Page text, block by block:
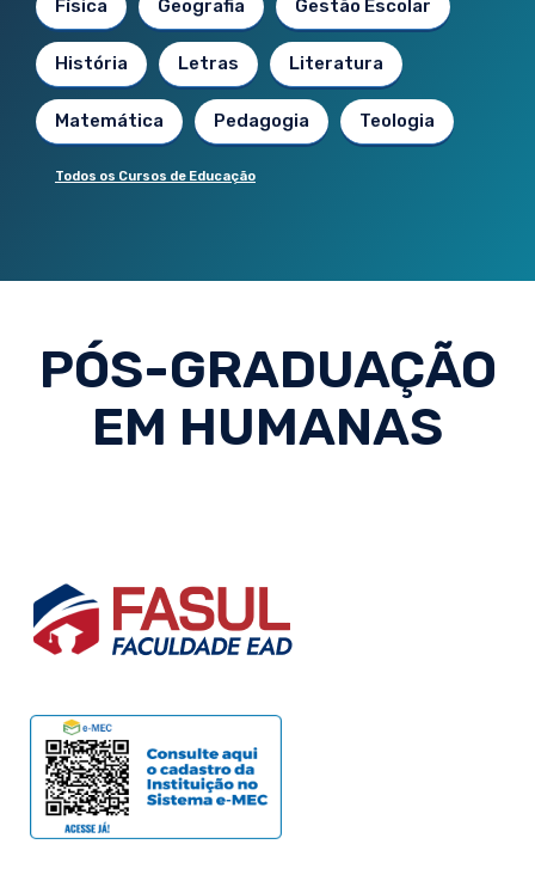
Física Geografia Gestão Escolar
História Letras Literatura
Matemática Pedagogia Teologia
Todos os Cursos de Educação
PÓS-GRADUAÇÃO
EM HUMANAS